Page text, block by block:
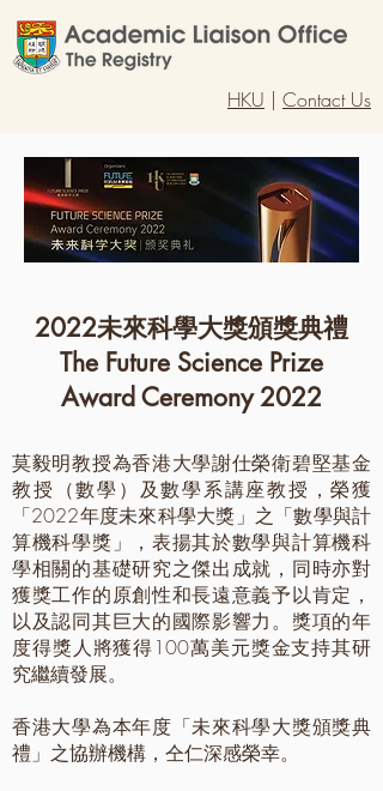
HKU | ​ Contact Us
2022未來科學大獎頒獎典禮​
The Future Science Prize
Award Ceremony 2022
莫毅明教授為香港大學謝仕榮衛碧堅基金
教授（數學）及數學系講座教授，榮獲
「2022年度未來科學大獎」之「數學與計
算機科學獎」，表揚其於數學與計算機科
學相關的基礎研究之傑出成就，同時亦對
獲獎工作的原創性和長遠意義予以肯定，
以及認同其巨大的國際影響力。獎項的年
度得獎人將獲得100萬美元獎金支持其研
究繼續發展。
香港大學為本年度「未來科學大獎頒獎典
禮」之協辦機構，仝仁深感榮幸。